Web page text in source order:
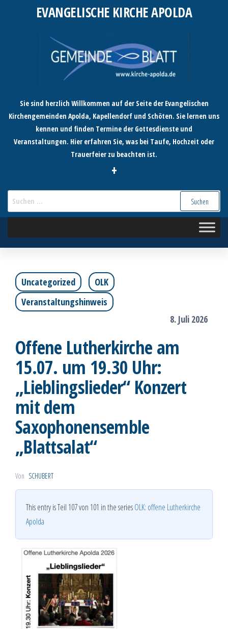
EVANGELISCHE KIRCHE APOLDA
Sie sind herzlich Willkommen auf der Seite der Evangelischen
Kirchengemeinden Apolda, Kapellendorf und Schöten. Sie lernen uns
kennen und finden Termine der Gottesdienste und
Veranstaltungen. Hier erfahren Sie, was bei Taufe, Hochzeit oder
Trauerfeier zu beachten ist.
+
Uncategorized
OLK
Veranstaltungshinweis
8. Juli 2026
Offene Lutherkirche am
15.07. um 19.30 Uhr:
„Lieblingslieder“ Konzert
mit dem
Saxophonensemble
„Blattsalat“
Von SCHUBERT
This entry is Teil 107 von 101 in the seriesOLK: offene Lutherkirche
Apolda